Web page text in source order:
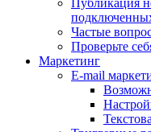
Публикация
Частые
Проверьте
Маркетинг
E-mail